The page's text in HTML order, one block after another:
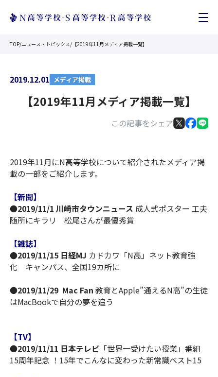
TOP/ニュース・トピックス/ 【2019年11月メディア掲載一覧】
2019.12.01 メディア掲載
この記事をシェア
【2019年11月メディア掲載一覧】
2019年11月にN高等学校について紹介されたメディア掲
載の一部をご紹介します。
【新聞】
●2019/11/1 川崎市タウンニュース 成人式ポスター 工夫
随所にキラリ 松尾さんが最優秀賞
【雑誌】
●2019/11/15 日経MJ カドカワ「N高」ネット教育強
化 キャンパス、全国19カ所に
●2019/11/29 Mac Fan 教育とApple”通えるN高”の生徒
はMacBookで自分の夢を追う
【TV】
●2019/11/11 日本テレビ 「世界一受けたい授業」番組
15周年記念 ！15年でこんなに変わった新常識ベスト15